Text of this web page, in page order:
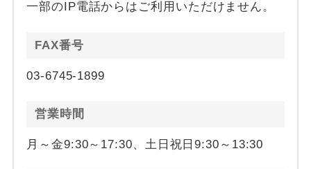
一部のIP電話からはご利用いただけません。
FAX番号
03-6745-1899
営業時間
月～金9:30～17:30、土日祝日9:30～13:30